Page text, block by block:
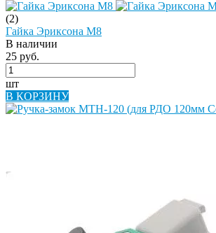
(2)
Гайка Эриксона М8
В наличии
25 руб.
шт
В КОРЗИНУ